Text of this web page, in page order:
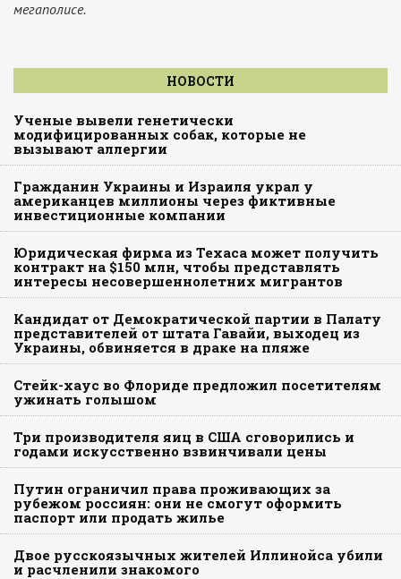
мегаполисе.
НОВОСТИ
Ученые вывели генетически
модифицированных собак, которые не
вызывают аллергии
Гражданин Украины и Израиля украл у
американцев миллионы через фиктивные
инвестиционные компании
Юридическая фирма из Техаса может получить
контракт на $150 млн, чтобы представлять
интересы несовершеннолетних мигрантов
Кандидат от Демократической партии в Палату
представителей от штата Гавайи, выходец из
Украины, обвиняется в драке на пляже
Стейк-хаус во Флориде предложил посетителям
ужинать голышом
Три производителя яиц в США сговорились и
годами искусственно взвинчивали цены
Путин ограничил права проживающих за
рубежом россиян: они не смогут оформить
паспорт или продать жилье
Двое русскоязычных жителей Иллинойса убили
и расчленили знакомого